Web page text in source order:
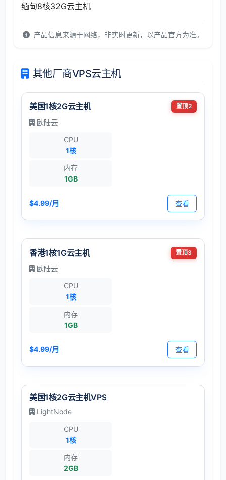
缅甸8核32G云主机
产品信息来源于网络，非实时更新，以产品官方为准。
其他厂商VPS云主机
美国1核2G云主机 置顶2
欧陆云
CPU
1核
内存
1GB
$4.99/月 查看
香港1核1G云主机 置顶3
欧陆云
CPU
1核
内存
1GB
$4.99/月 查看
美国1核2G云主机VPS
LightNode
CPU
1核
内存
2GB